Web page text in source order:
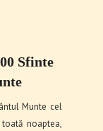
Sfinte
Munte cel
noaptea,